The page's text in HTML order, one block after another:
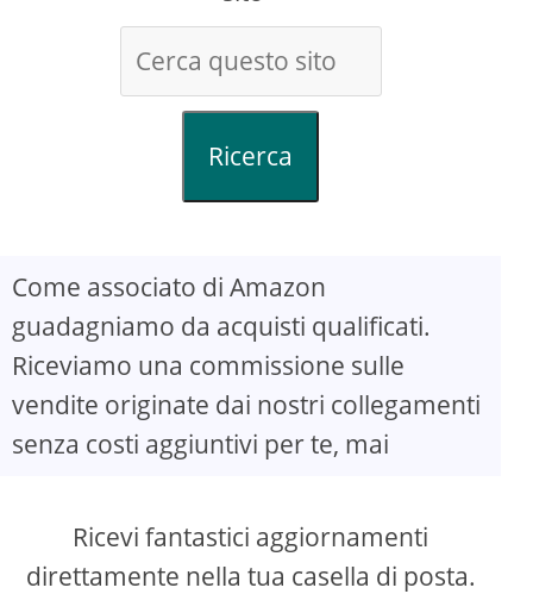
Ricerca
Come associato di Amazon
guadagniamo da acquisti qualificati.
Riceviamo una commissione sulle
vendite originate dai nostri collegamenti
senza costi aggiuntivi per te, mai
Ricevi fantastici aggiornamenti
direttamente nella tua casella di posta.